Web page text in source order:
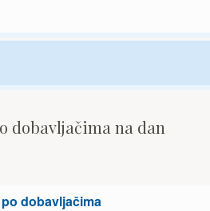
dobavljačima na dan
dobavljačima